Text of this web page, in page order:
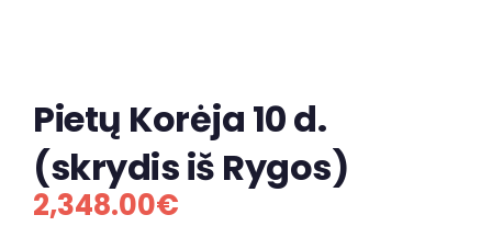
Pietų Korėja 10 d.
(skrydis iš Rygos)
2,348.00€